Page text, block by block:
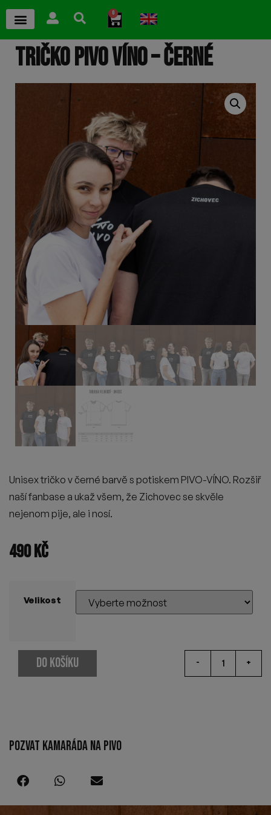
0
TRIČKO PIVO VÍNO – ČERNÉ
Unisex tričko v černé barvě s potiskem PIVO-VÍNO. Rozšiř
naší fanbase a ukaž všem, že Zichovec se skvěle
nejenom pije, ale i nosí.
490Kč
Velikost
- +
DO KOŠÍKU
POZVAT KAMARÁDA NA PIVO